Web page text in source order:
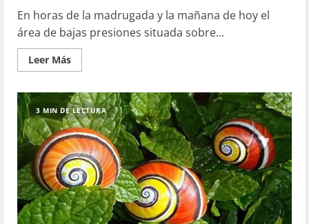
En horas de la madrugada y la mañana de hoy el
área de bajas presiones situada sobre...
Leer Más
3 MIN DE LECTURA